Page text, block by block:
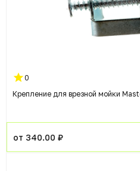
0
Крепление для врезной мойки
от 340.00 ₽